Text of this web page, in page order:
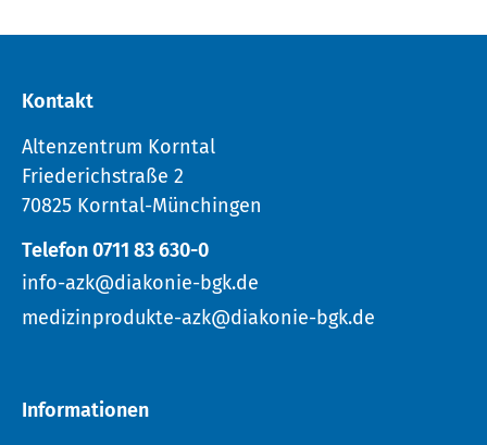
Kontakt
Altenzentrum Korntal
Friederichstraße 2
70825 Korntal-Münchingen
Telefon 0711 83 630-0
info-azk@diakonie-bgk.de
medizinprodukte-azk@diakonie-bgk.de
Informationen